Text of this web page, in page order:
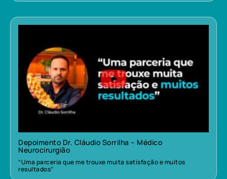
Depoimento Dr. Cláudio Sorrilha – Médico
Neurocirurgião
“Uma parceria que me trouxe muita satisfação e muitos
resultados”